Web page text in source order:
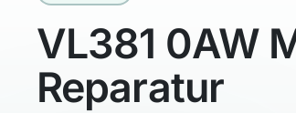
VL381 0AW
Reparatur